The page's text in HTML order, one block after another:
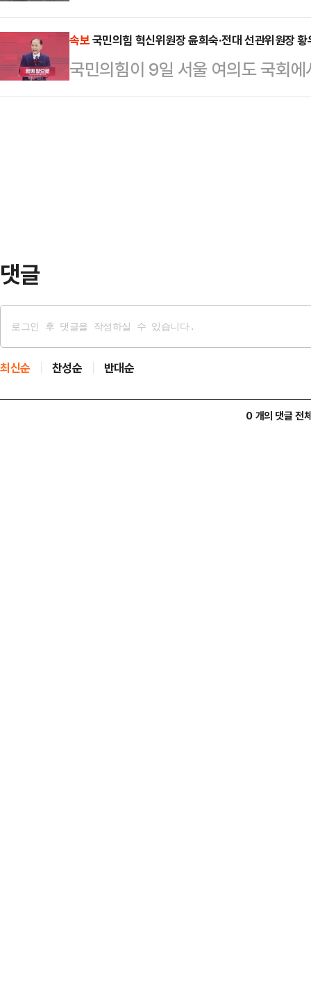
은 ‘자유민주주의’를 최우선…
의도가 깔려 있다는 관측이 나온다.
8일(현지시간) 미 워싱턴 백악관에
을 언급한 뒤 “한국은 부유한 나라
은 매우 적…
됐다.지난 3일 오후 10시쯤 서울
가 7살 난 딸 B양을 폭행했다. A씨
하면, 공원 한쪽으로 끌고 가는 모
동한 경찰은 A씨를 아동학대 혐의
속보국민의힘 혁신위원장 윤희숙·전대 선관위원장 황
국민의힘이 9일 서울 여의도 국회
당대회 선거관리위원장에 황우여
댓글
최신순 찬성순 반대순
0 개의 댓글 전